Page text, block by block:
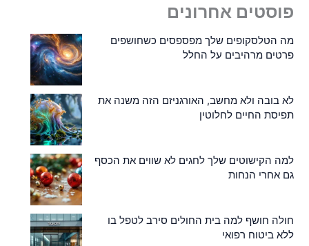
פוסטים אחרונים
מה הטלסקופים שלך מפספסים כשחושפים
פרטים מרהיבים על החלל
לא בובה ולא מחשב, האורגניזם הזה משנה את
תפיסת החיים לחלוטין
למה הקישוטים שלך לחגים לא שווים את הכסף
גם אחרי הנחות
חולה חושף למה בית החולים סירב לטפל בו
ללא ביטוח רפואי